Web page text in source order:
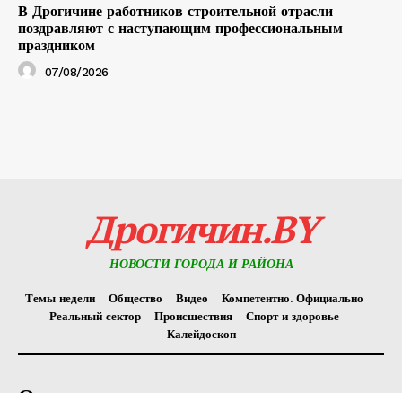
В Дрогичине работников строительной отрасли
поздравляют с наступающим профессиональным
праздником
07/08/2026
Дрогичин.BY
НОВОСТИ ГОРОДА И РАЙОНА
Темы недели Общество Видео
Компетентно. Официально
Реальный сектор
Происшествия
Спорт и здоровье
Калейдоскоп